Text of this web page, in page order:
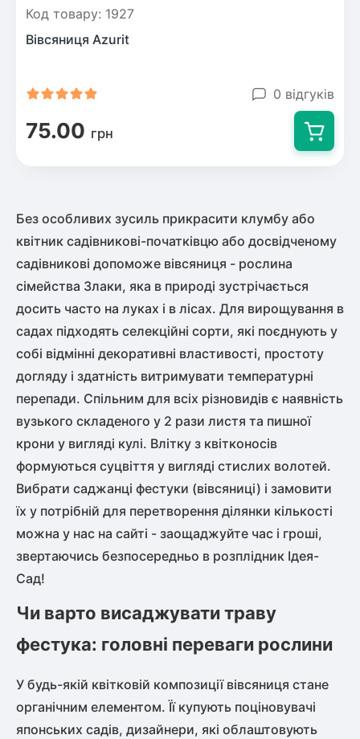
Код товару: 1927
Вівсяниця Azurit
0 відгуків
75.00 грн
Без особливих зусиль прикрасити клумбу або
квітник садівникові-початківцю або досвідченому
садівникові допоможе вівсяниця - рослина
сімейства Злаки, яка в природі зустрічається
досить часто на луках і в лісах. Для вирощування в
садах підходять селекційні сорти, які поєднують у
собі відмінні декоративні властивості, простоту
догляду і здатність витримувати температурні
перепади. Спільним для всіх різновидів є наявність
вузького складеного у 2 рази листя та пишної
крони у вигляді кулі. Влітку з квітконосів
формуються суцвіття у вигляді стислих волотей.
Вибрати саджанці фестуки (вівсяниці) і замовити
їх у потрібній для перетворення ділянки кількості
можна у нас на сайті - заощаджуйте час і гроші,
звертаючись безпосередньо в розплідник Ідея-
Сад!
Чи варто висаджувати траву
фестука: головні переваги рослини
У будь-якій квітковій композиції вівсяниця стане
органічним елементом. Її купують поціновувачі
японських садів, дизайнери, які облаштовують